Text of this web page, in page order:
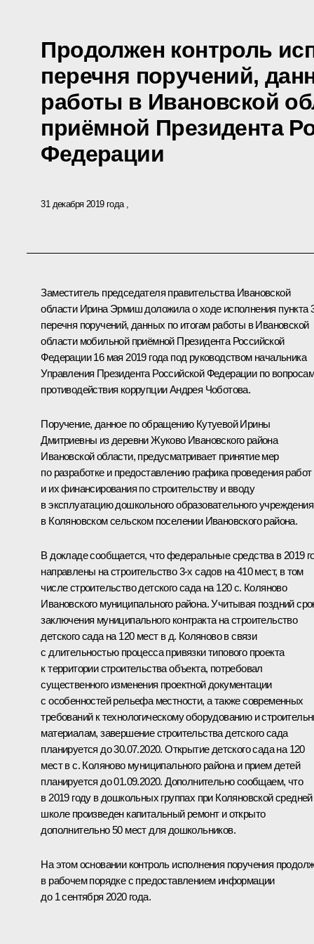
Продолжен контроль
перечня поручений,
работы в Ивановской
приёмной Президента
Федерации
31 декабря 2019 года
Заместитель председателя правительства Ивановской
области Ирина Эрмиш доложила о ходе исполнения пункта
перечня поручений, данных по итогам работы в Ивановской
области мобильной приёмной Президента Российской
Федерации 16 мая 2019 года под руководством начальника
Управления Президента Российской Федерации по вопросам
противодействия коррупции Андрея Чоботова.
Поручение, данное по обращению Кутуевой Ирины
Дмитриевны из деревни Жуково Ивановского района
Ивановской области, предусматривает принятие мер
по разработке и предоставлению графика проведения работ
и их финансирования по строительству и вводу
в эксплуатацию дошкольного образовательного учреждения
в Коляновском сельском поселении Ивановского района.
В докладе сообщается, что федеральные средства в 2019
направлены на строительство 3-х садов на 410 мест, в том
числе строительство детского сада на 120 с. Коляново
Ивановского муниципального района. Учитывая поздний
заключения муниципального контракта на строительство
детского сада на 120 мест в д. Коляново в связи
с длительностью процесса привязки типового проекта
к территории строительства объекта, потребовал
существенного изменения проектной документации
с особенностей рельефа местности, а также современных
требований к технологическому оборудованию и
материалам, завершение строительства детского сада
планируется до 30.07.2020. Открытие детского сада на 120
мест в с. Коляново муниципального района и прием детей
планируется до 01.09.2020. Дополнительно сообщаем, что
в 2019 году в дошкольных группах при Коляновской средней
школе произведен капитальный ремонт и открыто
дополнительно 50 мест для дошкольников.
На этом основании контроль исполнения поручения
в рабочем порядке с предоставлением информации
до 1 сентября 2020 года.